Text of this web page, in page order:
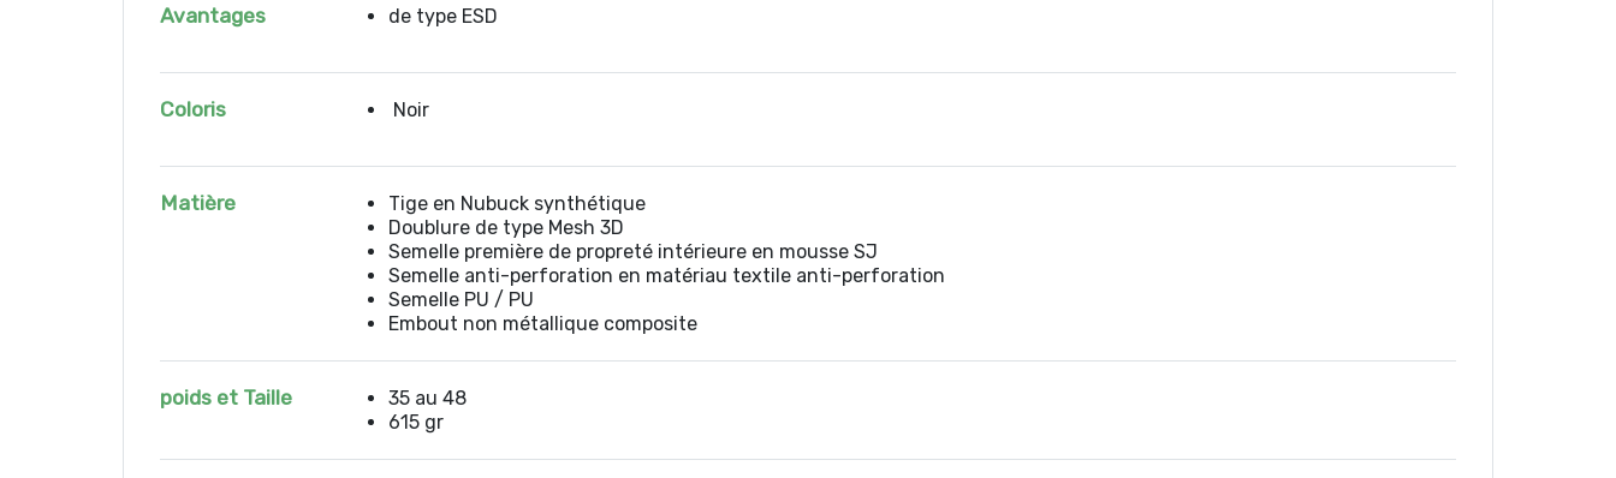
Avantages de type ESD
Coloris Noir
Matière
Tige en Nubuck synthétique
Doublure de type Mesh 3D
Semelle première de propreté intérieure en mousse SJ
Semelle anti-perforation en matériau textile anti-perforation
Semelle PU / PU
Embout non métallique composite
poids et Taille
35 au 48
615 gr